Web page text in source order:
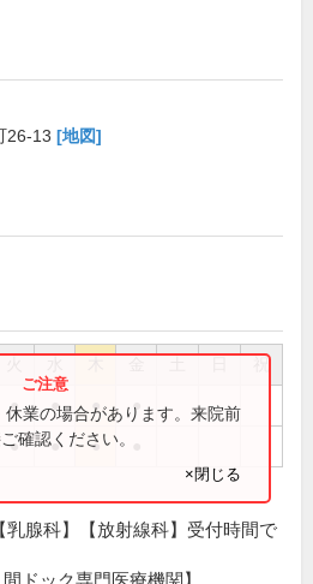
26-13 [地図]
祝
● ● ● ●
● ● ●
業の場合があります。来院前
確認ください。
×閉じる
乳腺科】【放射線科】受付時間で